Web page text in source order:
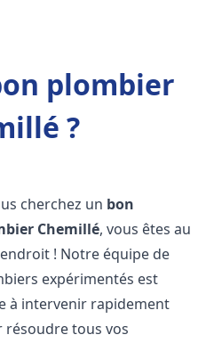
plombier
?
cherchez un bon
Chemillé, vous êtes au
! Notre équipe de
expérimentés est
à intervenir rapidement
résoudre tous vos